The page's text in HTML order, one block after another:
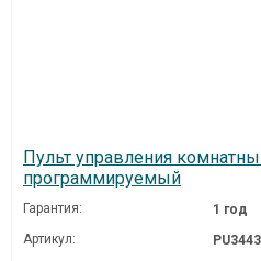
Пульт управления
программируемый
Гарантия:
1 год
Артикул: